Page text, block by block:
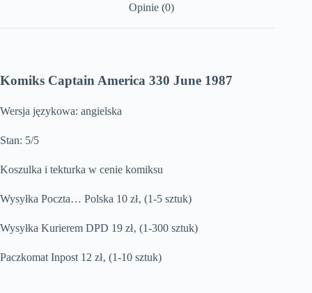
Opinie (0)
Komiks Captain America 330 June 1987
Wersja językowa: angielska
Stan: 5/5
Koszulka i tekturka w cenie komiksu
Wysyłka Poczta… Polska 10 zł‚ (1-5 sztuk)
Wysyłka Kurierem DPD 19 zł‚ (1-300 sztuk)
Paczkomat Inpost 12 zł‚ (1-10 sztuk)